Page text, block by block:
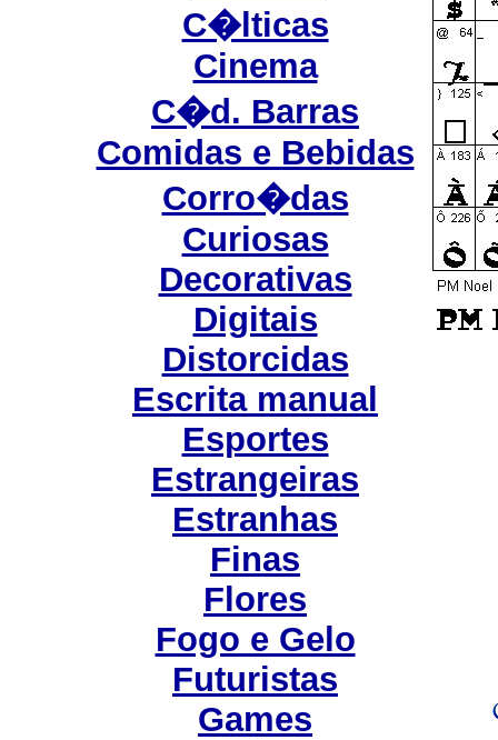
C�lticas
Cinema
C�d. Barras
Comidas e Bebidas
Corro�das
Curiosas
Decorativas
Digitais
Distorcidas
Escrita manual
Esportes
Estrangeiras
Estranhas
Finas
Flores
Fogo e Gelo
Futuristas
Games